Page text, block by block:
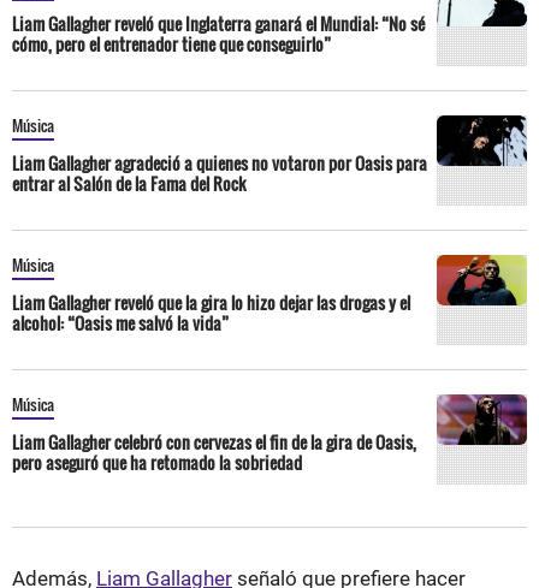
Liam Gallagher reveló que Inglaterra ganará el Mundial: “No sé
cómo, pero el entrenador tiene que conseguirlo”
Música
Liam Gallagher agradeció a quienes no votaron por Oasis para
entrar al Salón de la Fama del Rock
Música
Liam Gallagher reveló que la gira lo hizo dejar las drogas y el
alcohol: “Oasis me salvó la vida”
Música
Liam Gallagher celebró con cervezas el fin de la gira de Oasis,
pero aseguró que ha retomado la sobriedad
Además, Liam Gallagher señaló que prefiere hacer